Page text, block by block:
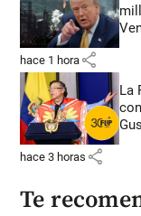
hace 1 hora share
La
hace 3 horas share
Te